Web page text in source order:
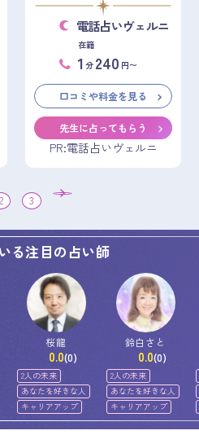
電話占いヴェルニ
在籍
1 分 240 円〜
口コミや料金を見る
先生に占ってもらう
PR:電話占いヴェルニ
2 3
る注目の占い師
桜龍
0.0(0)
2人の未来
あなたを好きな人
キャリアアップ
鈴白さと
0.0(0)
2人の未来
あなたを好きな人
キャリアアップ